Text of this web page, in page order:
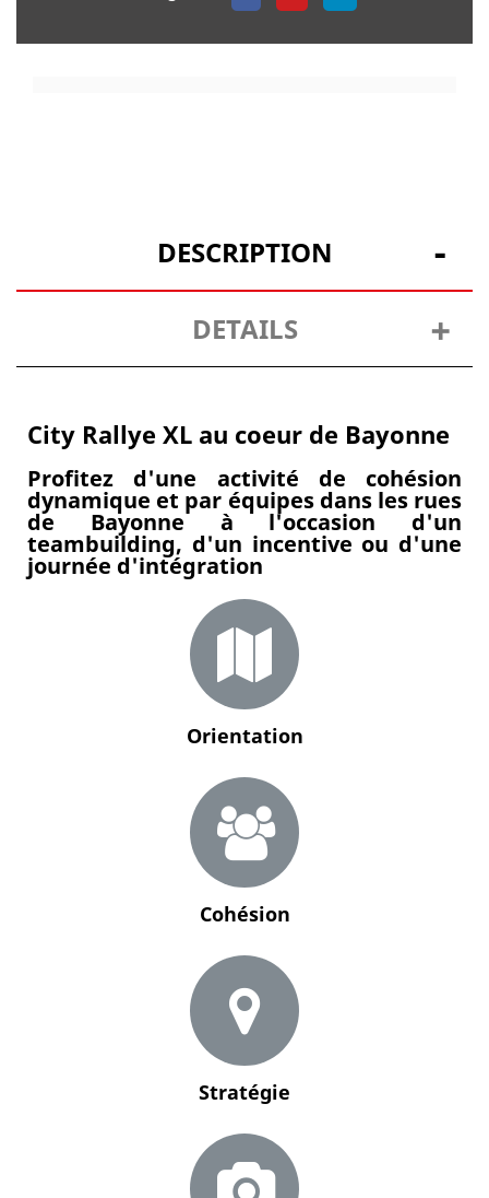
DESCRIPTION
DETAILS
City Rallye XL au coeur de Bayonne
Profitez d'une activité de cohésion
dynamique et par équipes dans les rues
de Bayonne à l'occasion d'un
teambuilding, d'un incentive ou d'une
journée d'intégration
Orientation
Cohésion
Stratégie